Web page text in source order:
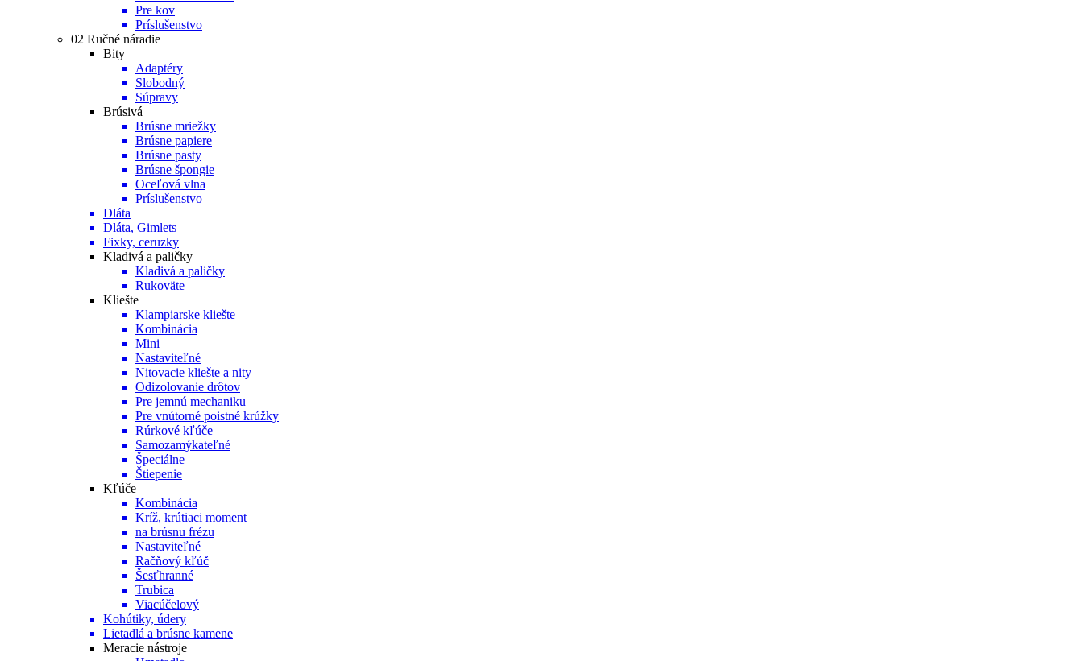
Pre kov
Príslušenstvo
02 Ručné náradie
Bity
Adaptéry
Slobodný
Súpravy
Brúsivá
Brúsne mriežky
Brúsne papiere
Brúsne pasty
Brúsne špongie
Oceľová vlna
Príslušenstvo
Dláta
Dláta, Gimlets
Fixky, ceruzky
Kladivá a paličky
Kladivá a paličky
Rukoväte
Kliešte
Klampiarske kliešte
Kombinácia
Mini
Nastaviteľné
Nitovacie kliešte a nity
Odizolovanie drôtov
Pre jemnú mechaniku
Pre vnútorné poistné krúžky
Rúrkové kľúče
Samozamýkateľné
Špeciálne
Štiepenie
Kľúče
Kombinácia
Kríž, krútiaci moment
na brúsnu frézu
Nastaviteľné
Račňový kľúč
Šesťhranné
Trubica
Viacúčelový
Kohútiky, údery
Lietadlá a brúsne kamene
Meracie nástroje